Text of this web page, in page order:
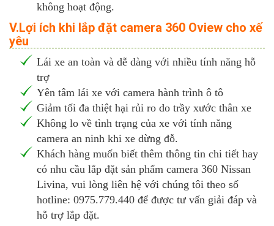
không hoạt động.
V.Lợi ích khi lắp đặt camera 360 Oview cho xế
yêu
Lái xe an toàn và dễ dàng với nhiều tính năng hỗ
trợ
Yên tâm lái xe với camera hành trình ô tô
Giảm tối đa thiệt hại rủi ro do trầy xước thân xe
Không lo về tình trạng của xe với tính năng
camera an ninh khi xe dừng đỗ.
Khách hàng muốn biết thêm thông tin chi tiết hay
có nhu cầu lắp đặt sản phẩm camera 360 Nissan
Livina, vui lòng liên hệ với chúng tôi theo số
hotline: 0975.779.440 để được tư vấn giải đáp và
hỗ trợ lắp đặt.